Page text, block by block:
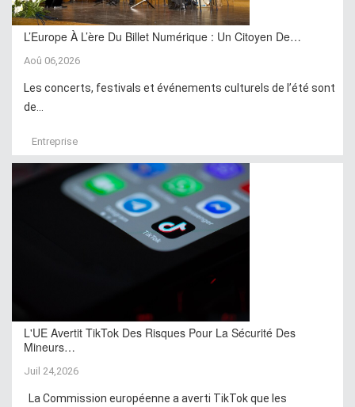
L’Europe À L’ère Du Billet Numérique : Un Citoyen De…
Aoû 06,2026
Les concerts, festivals et événements culturels de l’été sont
de...
Entreprise
L'UE Avertit TikTok Des Risques Pour La Sécurité Des
Mineurs…
Juil 24,2026
La Commission européenne a averti TikTok que les